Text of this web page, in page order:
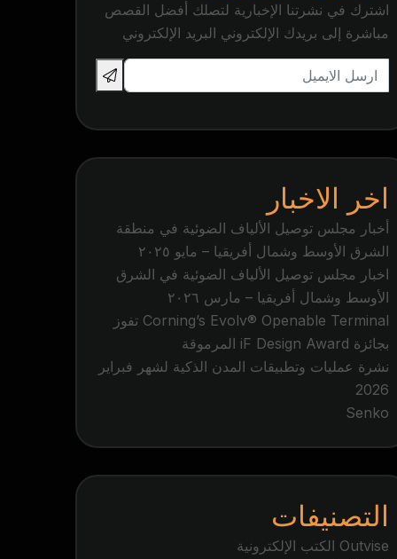
اشترك في نشرتنا الإخبارية لتصلك أفضل القصص
مباشرة إلى بريدك الإلكتروني البريد الإلكتروني
اخر الاخبار
أخبار مجلس توصيل الألياف الضوئية في منطقة
الشرق الأوسط وشمال أفريقيا – مايو ٢٠٢٥
اخبار مجلس توصيل الألياف الضوئية في الشرق
الأوسط وشمال أفريقيا – مارس ٢٠٢٦
Corning’s Evolv® Openable Terminal تفوز
بجائزة iF Design Award المرموقة
نشرة عمليات وتطبيقات المدن الذكية لشهر فبراير
2026
Senko
التصنيفات
Outvise الكتب الإلكترونية